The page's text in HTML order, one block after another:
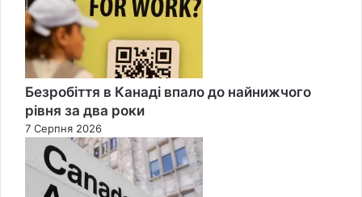
Безробіття в Канаді впало до найнижчого
рівня за два роки
7 Серпня 2026